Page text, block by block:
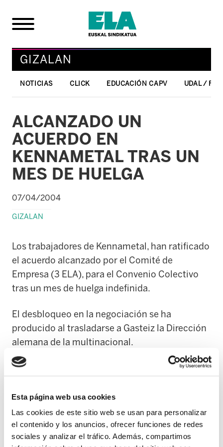
Esta página web usa cookies
Las cookies de este sitio web se usan para personalizar
el contenido y los anuncios, ofrecer funciones de redes
sociales y analizar el tráfico. Además, compartimos
GIZALAN
NOTICIAS CLICK EDUCACIÓN CAPV UDAL /
ALCANZADO UN
ACUERDO EN
KENNAMETAL TRAS UN
MES DE HUELGA
07/04/2004
GIZALAN
Los trabajadores de Kennametal, han ratificado
el acuerdo alcanzado por el Comité de
Empresa (3 ELA), para el Convenio Colectivo
tras un mes de huelga indefinida.
El desbloqueo en la negociación se ha
producido al trasladarse a Gasteiz la Dirección
alemana de la multinacional.
Cabe destacar, que ésta es la primera vez que
Colectivo, cuyos principales contenidos son:
* La desaparición del sistema de prima actual
(hasta ahora manejado arbitrariamente por la